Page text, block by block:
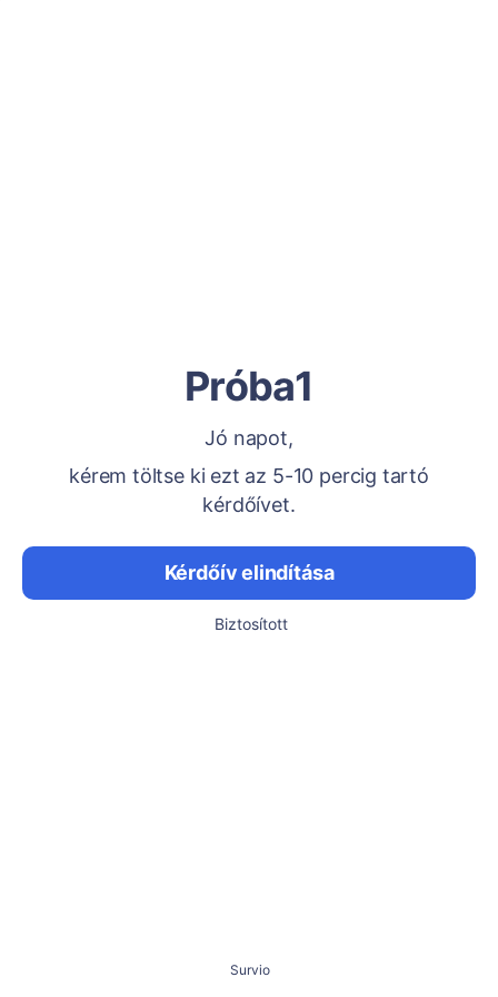
Próba1
Jó napot,
kérem töltse ki ezt az 5-10 percig tartó
kérdőívet.
Kérdőív elindítása
Biztosított
Survio